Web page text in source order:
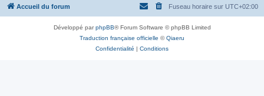
r
Accueil du forum Fuseau horaire sur UTC+02:00
Développé parphpBB® Forum Software © phpBB Limited
Traduction française officielle ©Qiaeru
Confidentialité | Conditions